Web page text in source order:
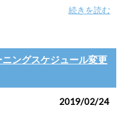
続きを読む
ングスケジュール変更
2019/02/24